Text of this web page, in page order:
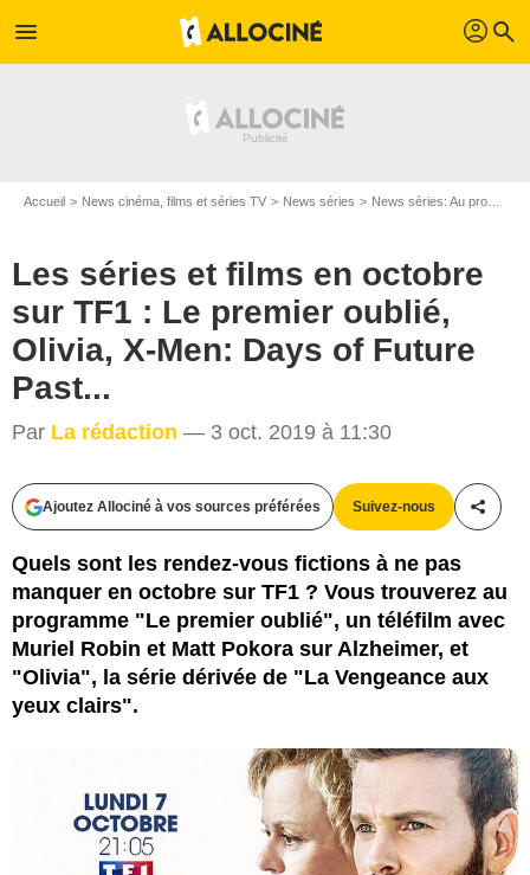
menu profil search
Accueil News cinéma, films et séries TV News séries News séries: Au programme
Les séries et films en octobre
sur TF1 : Le premier oublié,
Olivia, X-Men: Days of Future
Past...
Par La rédaction — 3 oct. 2019 à 11:30
Ajoutez Allociné à vos sources préférées Suivez-nous
Quels sont les rendez-vous fictions à ne pas
manquer en octobre sur TF1 ? Vous trouverez au
programme "Le premier oublié", un téléfilm avec
Muriel Robin et Matt Pokora sur Alzheimer, et
"Olivia", la série dérivée de "La Vengeance aux
yeux clairs".